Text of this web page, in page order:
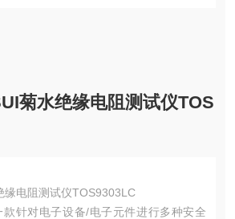
菊水绝缘电阻测试仪TOS
缘电阻测试仪TOS9303LC
针对电子设备/电子元件进行多种安全